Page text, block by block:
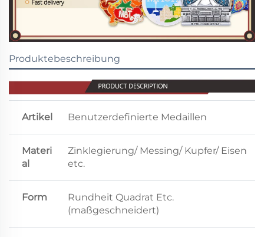
Produktebeschreibung
Artikel Benutzerdefinierte Medaillen
Materi
al
Zinklegierung/ Messing/ Kupfer/ Eisen
etc.
Form
Rundheit Quadrat Etc.
(maßgeschneidert)